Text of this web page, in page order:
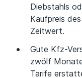
Diebstahls
Kaufpreis
Zeitwert.
Gute Kfz-
zwölf
Tarife